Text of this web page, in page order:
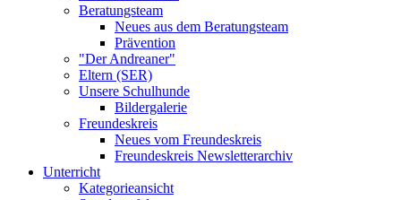
Beratungsteam
Neues aus dem Beratungsteam
Prävention
"Der Andreaner"
Eltern (SER)
Unsere Schulhunde
Bildergalerie
Freundeskreis
Neues vom Freundeskreis
Freundeskreis Newsletterarchiv
Unterricht
Kategorieansicht